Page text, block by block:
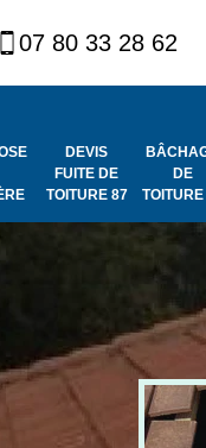
07 80 33 28 62
DEVIS
FUITE DE
TOITURE 87
DE